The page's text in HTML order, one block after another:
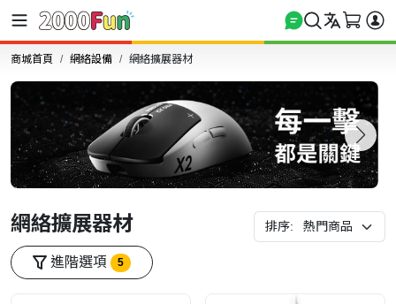
商城首頁 網絡設備 網絡擴展器材
網絡擴展器材 排序:
進階選項 5